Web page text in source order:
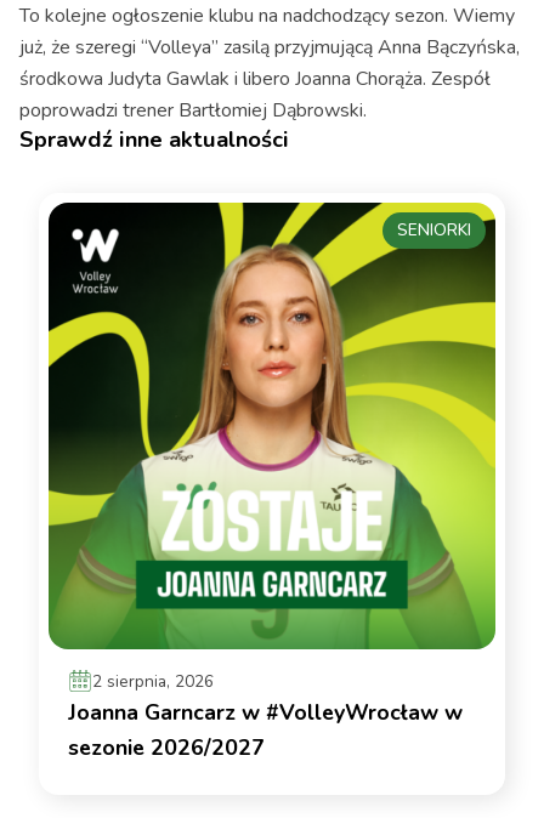
To kolejne ogłoszenie klubu na nadchodzący sezon. Wiemy
już, że szeregi “Volleya” zasilą przyjmującą Anna Bączyńska,
środkowa Judyta Gawlak i libero Joanna Chorąża. Zespół
poprowadzi trener Bartłomiej Dąbrowski.
Sprawdź inne aktualności
2 sierpnia, 2026
Joanna Garncarz w #VolleyWrocław w
sezonie 2026/2027
SENIORKI